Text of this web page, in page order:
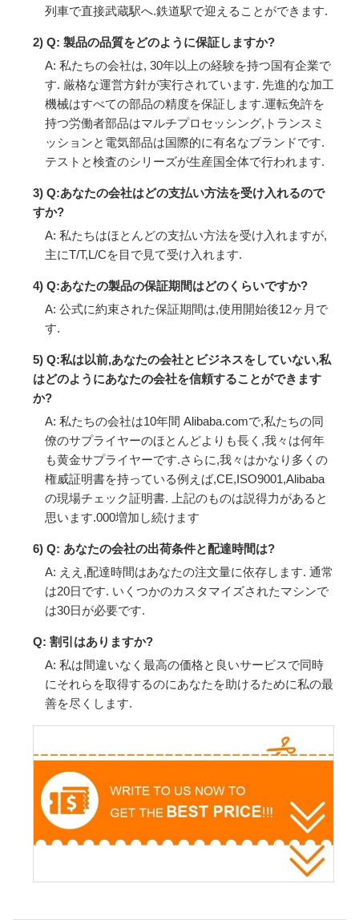
列車で直接武蔵駅へ.鉄道駅で迎えることができます.
2) Q: 製品の品質をどのように保証しますか?
A: 私たちの会社は, 30年以上の経験を持つ国有企業で
す. 厳格な運営方針が実行されています. 先進的な加工
機械はすべての部品の精度を保証します.運転免許を
持つ労働者部品はマルチプロセッシング,トランスミ
ッションと電気部品は国際的に有名なブランドです.
テストと検査のシリーズが生産国全体で行われます.
3) Q:あなたの会社はどの支払い方法を受け入れるので
すか?
A: 私たちはほとんどの支払い方法を受け入れますが,
主にT/T,L/Cを目で見て受け入れます.
4) Q:あなたの製品の保証期間はどのくらいですか?
A: 公式に約束された保証期間は,使用開始後12ヶ月で
す.
5) Q:私は以前,あなたの会社とビジネスをしていない,私
はどのようにあなたの会社を信頼することができます
か?
A: 私たちの会社は10年間 Alibaba.comで,私たちの同
僚のサプライヤーのほとんどよりも長く,我々は何年
も黄金サプライヤーです.さらに,我々はかなり多くの
権威証明書を持っている例えば,CE,ISO9001,Alibaba
の現場チェック証明書. 上記のものは説得力があると
思います.000増加し続けます
6) Q: あなたの会社の出荷条件と配達時間は?
A: ええ,配達時間はあなたの注文量に依存します. 通常
は20日です. いくつかのカスタマイズされたマシンで
は30日が必要です.
Q: 割引はありますか?
A: 私は間違いなく最高の価格と良いサービスで同時
にそれらを取得するのにあなたを助けるために私の最
善を尽くします.